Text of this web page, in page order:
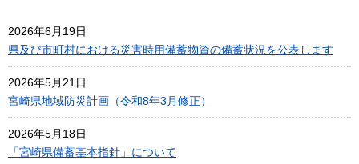
2026年6月19日
県及び市町村における災害時用備蓄物資の備蓄状況を公表します
2026年5月21日
宮崎県地域防災計画（令和8年3月修正）
2026年5月18日
「宮崎県備蓄基本指針」について